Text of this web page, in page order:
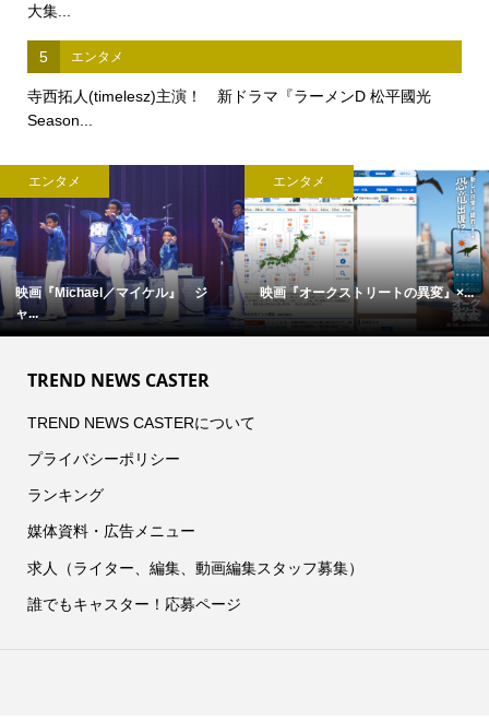
大集...
5 エンタメ
寺西拓人(timelesz)主演！ 新ドラマ『ラーメンD 松平國光
Season...
エンタメ
映画『Michael／マイケル』 ジ
ャ...
エンタメ
映画『オークストリートの異変』×...
TREND NEWS CASTER
TREND NEWS CASTERについて
プライバシーポリシー
ランキング
媒体資料・広告メニュー
求人（ライター、編集、動画編集スタッフ募集）
誰でもキャスター！応募ページ